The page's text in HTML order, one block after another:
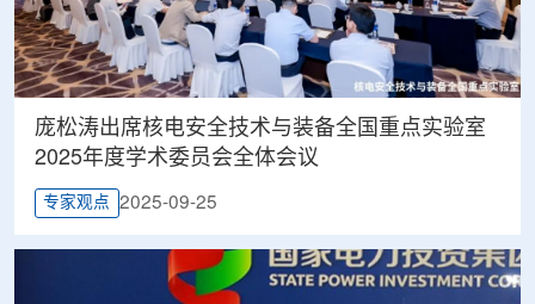
庞松涛出席核电安全技术与装备全国重点实验室
2025年度学术委员会全体会议
专家观点 2025-09-25